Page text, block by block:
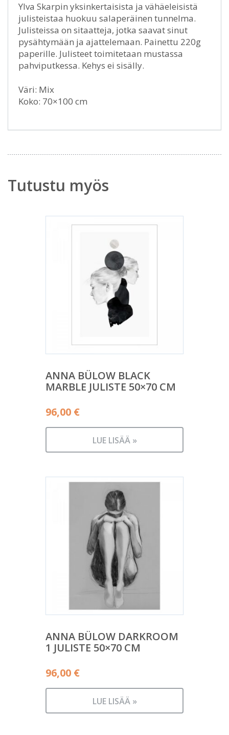
Ylva Skarpin yksinkertaisista ja vähäeleisistä
julisteistaa huokuu salaperäinen tunnelma.
Julisteissa on sitaatteja, jotka saavat sinut
pysähtymään ja ajattelemaan. Painettu 220g
paperille. Julisteet toimitetaan mustassa
pahviputkessa. Kehys ei sisälly.
Väri: Mix
Koko: 70×100 cm
Tutustu myös
ANNA BÜLOW BLACK
MARBLE JULISTE 50×70 CM
96,00 €
LUE LISÄÄ »
ANNA BÜLOW DARKROOM
1 JULISTE 50×70 CM
96,00 €
LUE LISÄÄ »